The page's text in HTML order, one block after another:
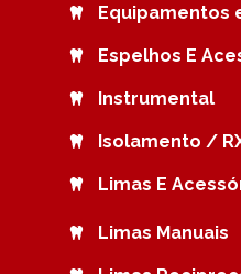
Equipamentos
Espelhos E
Instrumental
Isolamento /
Limas E
Limas Manuais